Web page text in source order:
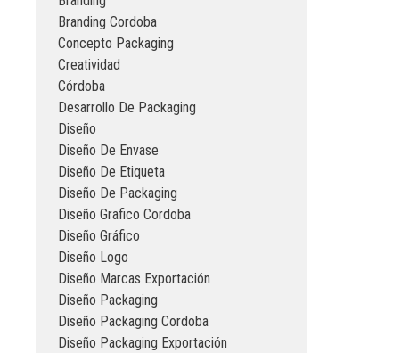
Branding Cordoba
Concepto Packaging
Creatividad
Córdoba
Desarrollo De Packaging
Diseño
Diseño De Envase
Diseño De Etiqueta
Diseño De Packaging
Diseño Grafico Cordoba
Diseño Gráfico
Diseño Logo
Diseño Marcas Exportación
Diseño Packaging
Diseño Packaging Cordoba
Diseño Packaging Exportación